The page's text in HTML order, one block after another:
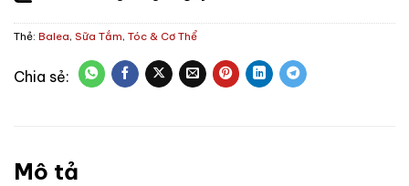
Thẻ: Balea, Sữa Tắm, Tóc & Cơ Thể
Mô tả